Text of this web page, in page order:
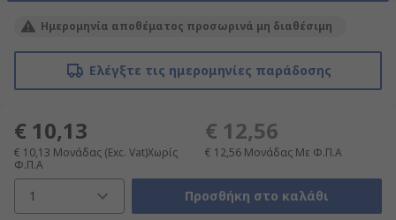
Ημερομηνία αποθέματος προσωρινά μη διαθέσιμη
Ελέγξτε τις ημερομηνίες παράδοσης
€ 10,13
€ 10,13 Μονάδας (Exc. Vat)Χωρίς
Φ.Π.Α
€ 12,56
€ 12,56 Μονάδας Με Φ.Π.Α
1 Προσθήκη στο καλάθι